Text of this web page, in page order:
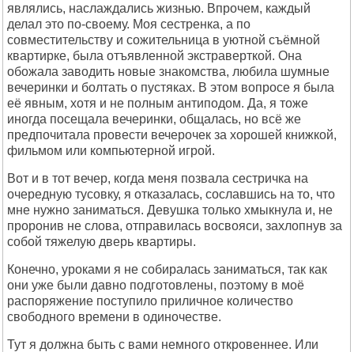
являлись, наслаждались жизнью. Впрочем, каждый
делал это по-своему. Моя сестренка, а по
совместительству и сожительница в уютной съёмной
квартирке, была отъявленной экстраверткой. Она
обожала заводить новые знакомства, любила шумные
вечеринки и болтать о пустяках. В этом вопросе я была
её явным, хотя и не полным антиподом. Да, я тоже
иногда посещала вечеринки, общалась, но всё же
предпочитала провести вечерочек за хорошей книжкой,
фильмом или компьютерной игрой.
Вот и в тот вечер, когда меня позвала сестричка на
очередную тусовку, я отказалась, сославшись на то, что
мне нужно заниматься. Девушка только хмыкнула и, не
проронив не слова, отправилась восвояси, захлопнув за
собой тяжелую дверь квартиры.
Конечно, уроками я не собиралась заниматься, так как
они уже были давно подготовлены, поэтому в моё
распоряжение поступило приличное количество
свободного времени в одиночестве.
Тут я должна быть с вами немного откровеннее. Или